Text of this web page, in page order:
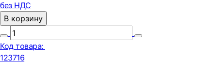
без НДС
В корзину
Код товара:
123716